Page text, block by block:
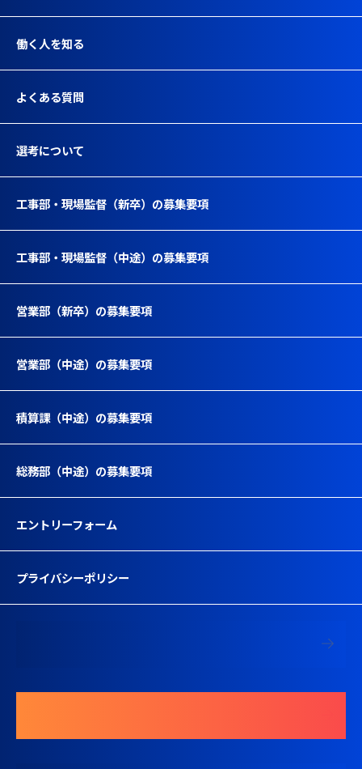
働く人を知る
よくある質問
選考について
工事部・現場監督（新卒）の募集要項
工事部・現場監督（中途）の募集要項
営業部（新卒）の募集要項
営業部（中途）の募集要項
積算課（中途）の募集要項
総務部（中途）の募集要項
エントリーフォーム
プライバシーポリシー